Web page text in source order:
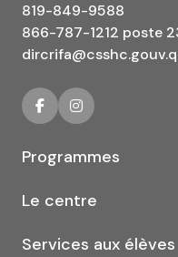
819-849-9588
866-787-1212 poste
Programmes
Le centre
Services aux élèves